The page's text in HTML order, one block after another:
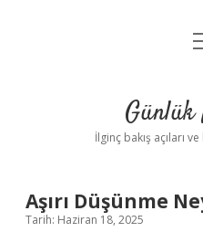
İlginç bakış açıları
Aşırı Düşünme
Tarih: Haziran 18, 2025